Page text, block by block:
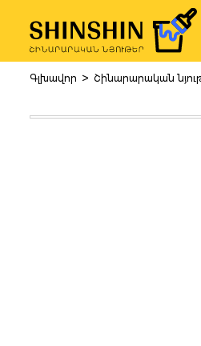
Skip to main
Գլխավոր > Շինարարական